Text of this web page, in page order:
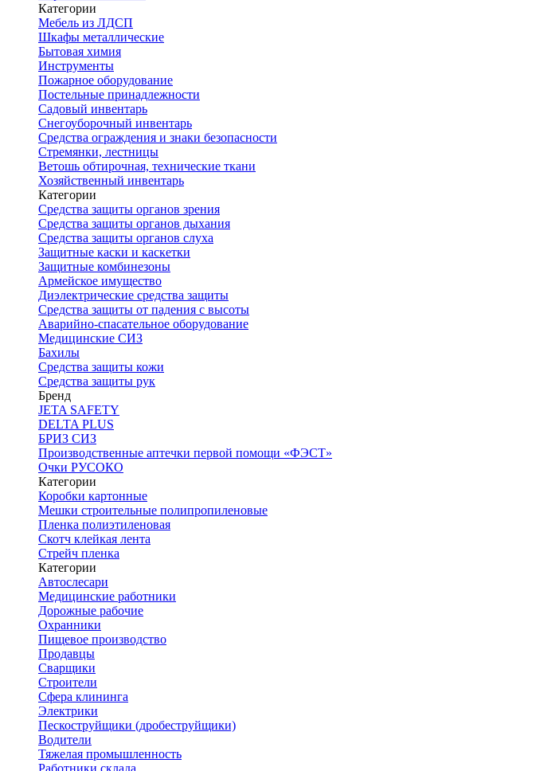
Категории
Мебель из ЛДСП
Шкафы металлические
Бытовая химия
Инструменты
Пожарное оборудование
Постельные принадлежности
Садовый инвентарь
Снегоуборочный инвентарь
Средства ограждения и знаки безопасности
Стремянки, лестницы
Ветошь обтирочная, технические ткани
Хозяйственный инвентарь
Категории
Средства защиты органов зрения
Средства защиты органов дыхания
Средства защиты органов слуха
Защитные каски и каскетки
Защитные комбинезоны
Армейское имущество
Диэлектрические средства защиты
Средства защиты от падения с высоты
Аварийно-спасательное оборудование
Медицинские СИЗ
Бахилы
Средства защиты кожи
Средства защиты рук
Бренд
JETA SAFETY
DELTA PLUS
БРИЗ СИЗ
Производственные аптечки первой помощи «ФЭСТ»
Очки РУСОКО
Категории
Коробки картонные
Мешки строительные полипропиленовые
Пленка полиэтиленовая
Скотч клейкая лента
Стрейч пленка
Категории
Автослесари
Медицинские работники
Дорожные рабочие
Охранники
Пищевое производство
Продавцы
Сварщики
Строители
Сфера клининга
Электрики
Пескоструйщики (дробеструйщики)
Водители
Тяжелая промышленность
Работники склада